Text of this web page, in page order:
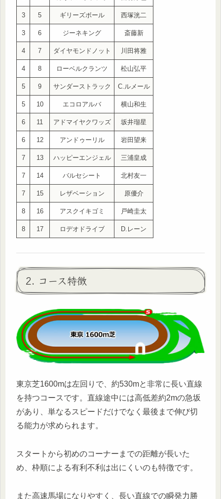
3 5 ギリーズボール 西塚洸二
3 6 ジーネキング 斎藤新
4 7 ダイヤモンドノット 川田将雅
4 8 ローベルクランツ 松山弘平
5 9 サンダーストラック C.ルメール
5 10 エコロアルバ 横山和生
6 11 アドマイヤクワッズ 坂井瑠星
6 12 アンドゥーリル 岩田望来
7 13 ハッピーエンジェル 三浦皇成
7 14 バルセシート 北村友一
7 15 レザベーション 原優介
8 16 アスクイキゴミ 戸崎圭太
8 17 ロデオドライブ D.レーン
2. コース特徴
東京芝1600mは左回りで、約530mと非常に長い直線
を持つコースです。直線途中には高低差約2mの急坂
があり、単なるスピードだけでなく最後まで伸び切
る能力が求められます。
スタートから初めのコーナーまでの距離が長いた
め、枠順による有利不利は出にくいのも特徴です。
また高速馬場になりやすく、長い直線での瞬発力勝